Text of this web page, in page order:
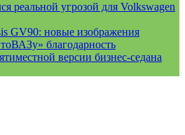
реальной угрозой для Volkswagen
GV90: новые изображения
благодарность
версии бизнес-седана